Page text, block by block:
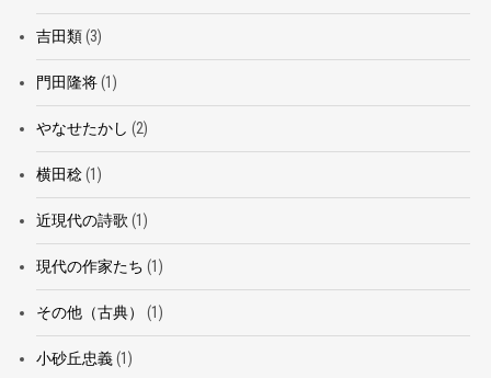
吉田類(3)
門田隆将(1)
やなせたかし (2)
横田稔(1)
近現代の詩歌 (1)
現代の作家たち (1)
その他（古典） (1)
小砂丘忠義(1)